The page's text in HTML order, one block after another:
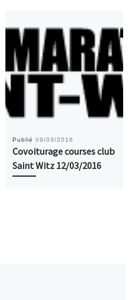
Publié 09/03/2016
Covoiturage courses club
Saint Witz 12/03/2016